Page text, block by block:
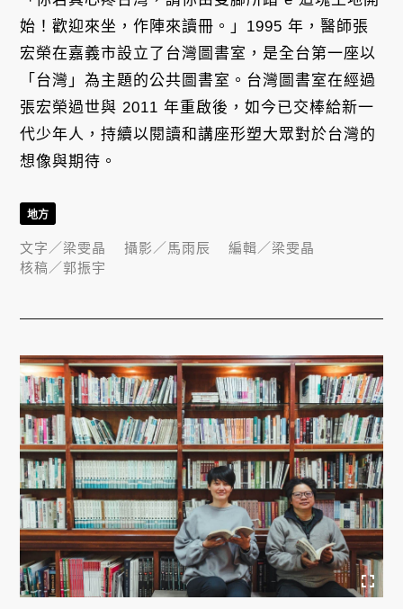
始！歡迎來坐，作陣來讀冊。」1995 年，醫師張
宏榮在嘉義市設立了台灣圖書室，是全台第一座以
「台灣」為主題的公共圖書室。台灣圖書室在經過
張宏榮過世與 2011 年重啟後，如今已交棒給新一
代少年人，持續以閱讀和講座形塑大眾對於台灣的
想像與期待。
地方
文字／梁雯晶 攝影／ 馬雨辰 編輯／梁雯晶
核稿／郭振宇